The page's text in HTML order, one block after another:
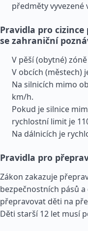
předměty
Pravidla pro
se zahraniční
V pěší (obytné)
V obcích (městech)
Na silnicích mimo
km/h.
Pokud je silnice
rychlostní limit je
Na dálnicích je
Pravidla pro
Zákon zakazuje
bezpečnostních pásů a
přepravovat děti na
Děti starší 12 let musí